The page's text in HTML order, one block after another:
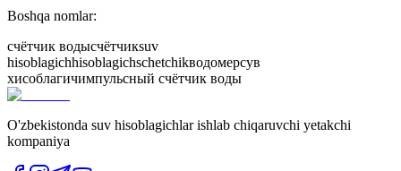
Boshqa nomlar:
счётчик водысчётчикsuv
hisoblagichhisoblagichschetchikводомерсув
хисоблагичимпульсный счётчик воды
O'zbekistonda suv hisoblagichlar ishlab chiqaruvchi yetakchi
kompaniya